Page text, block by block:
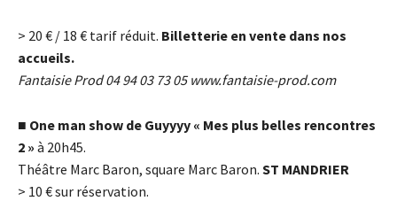
> 20 € / 18 € tarif réduit. Billetterie en vente dans nos
accueils.
Fantaisie Prod 04 94 03 73 05 www.fantaisie-prod.com
■ One man show de Guyyyy « Mes plus belles rencontres
2 » à 20h45.
Théâtre Marc Baron, square Marc Baron. ST MANDRIER
> 10 €sur réservation.